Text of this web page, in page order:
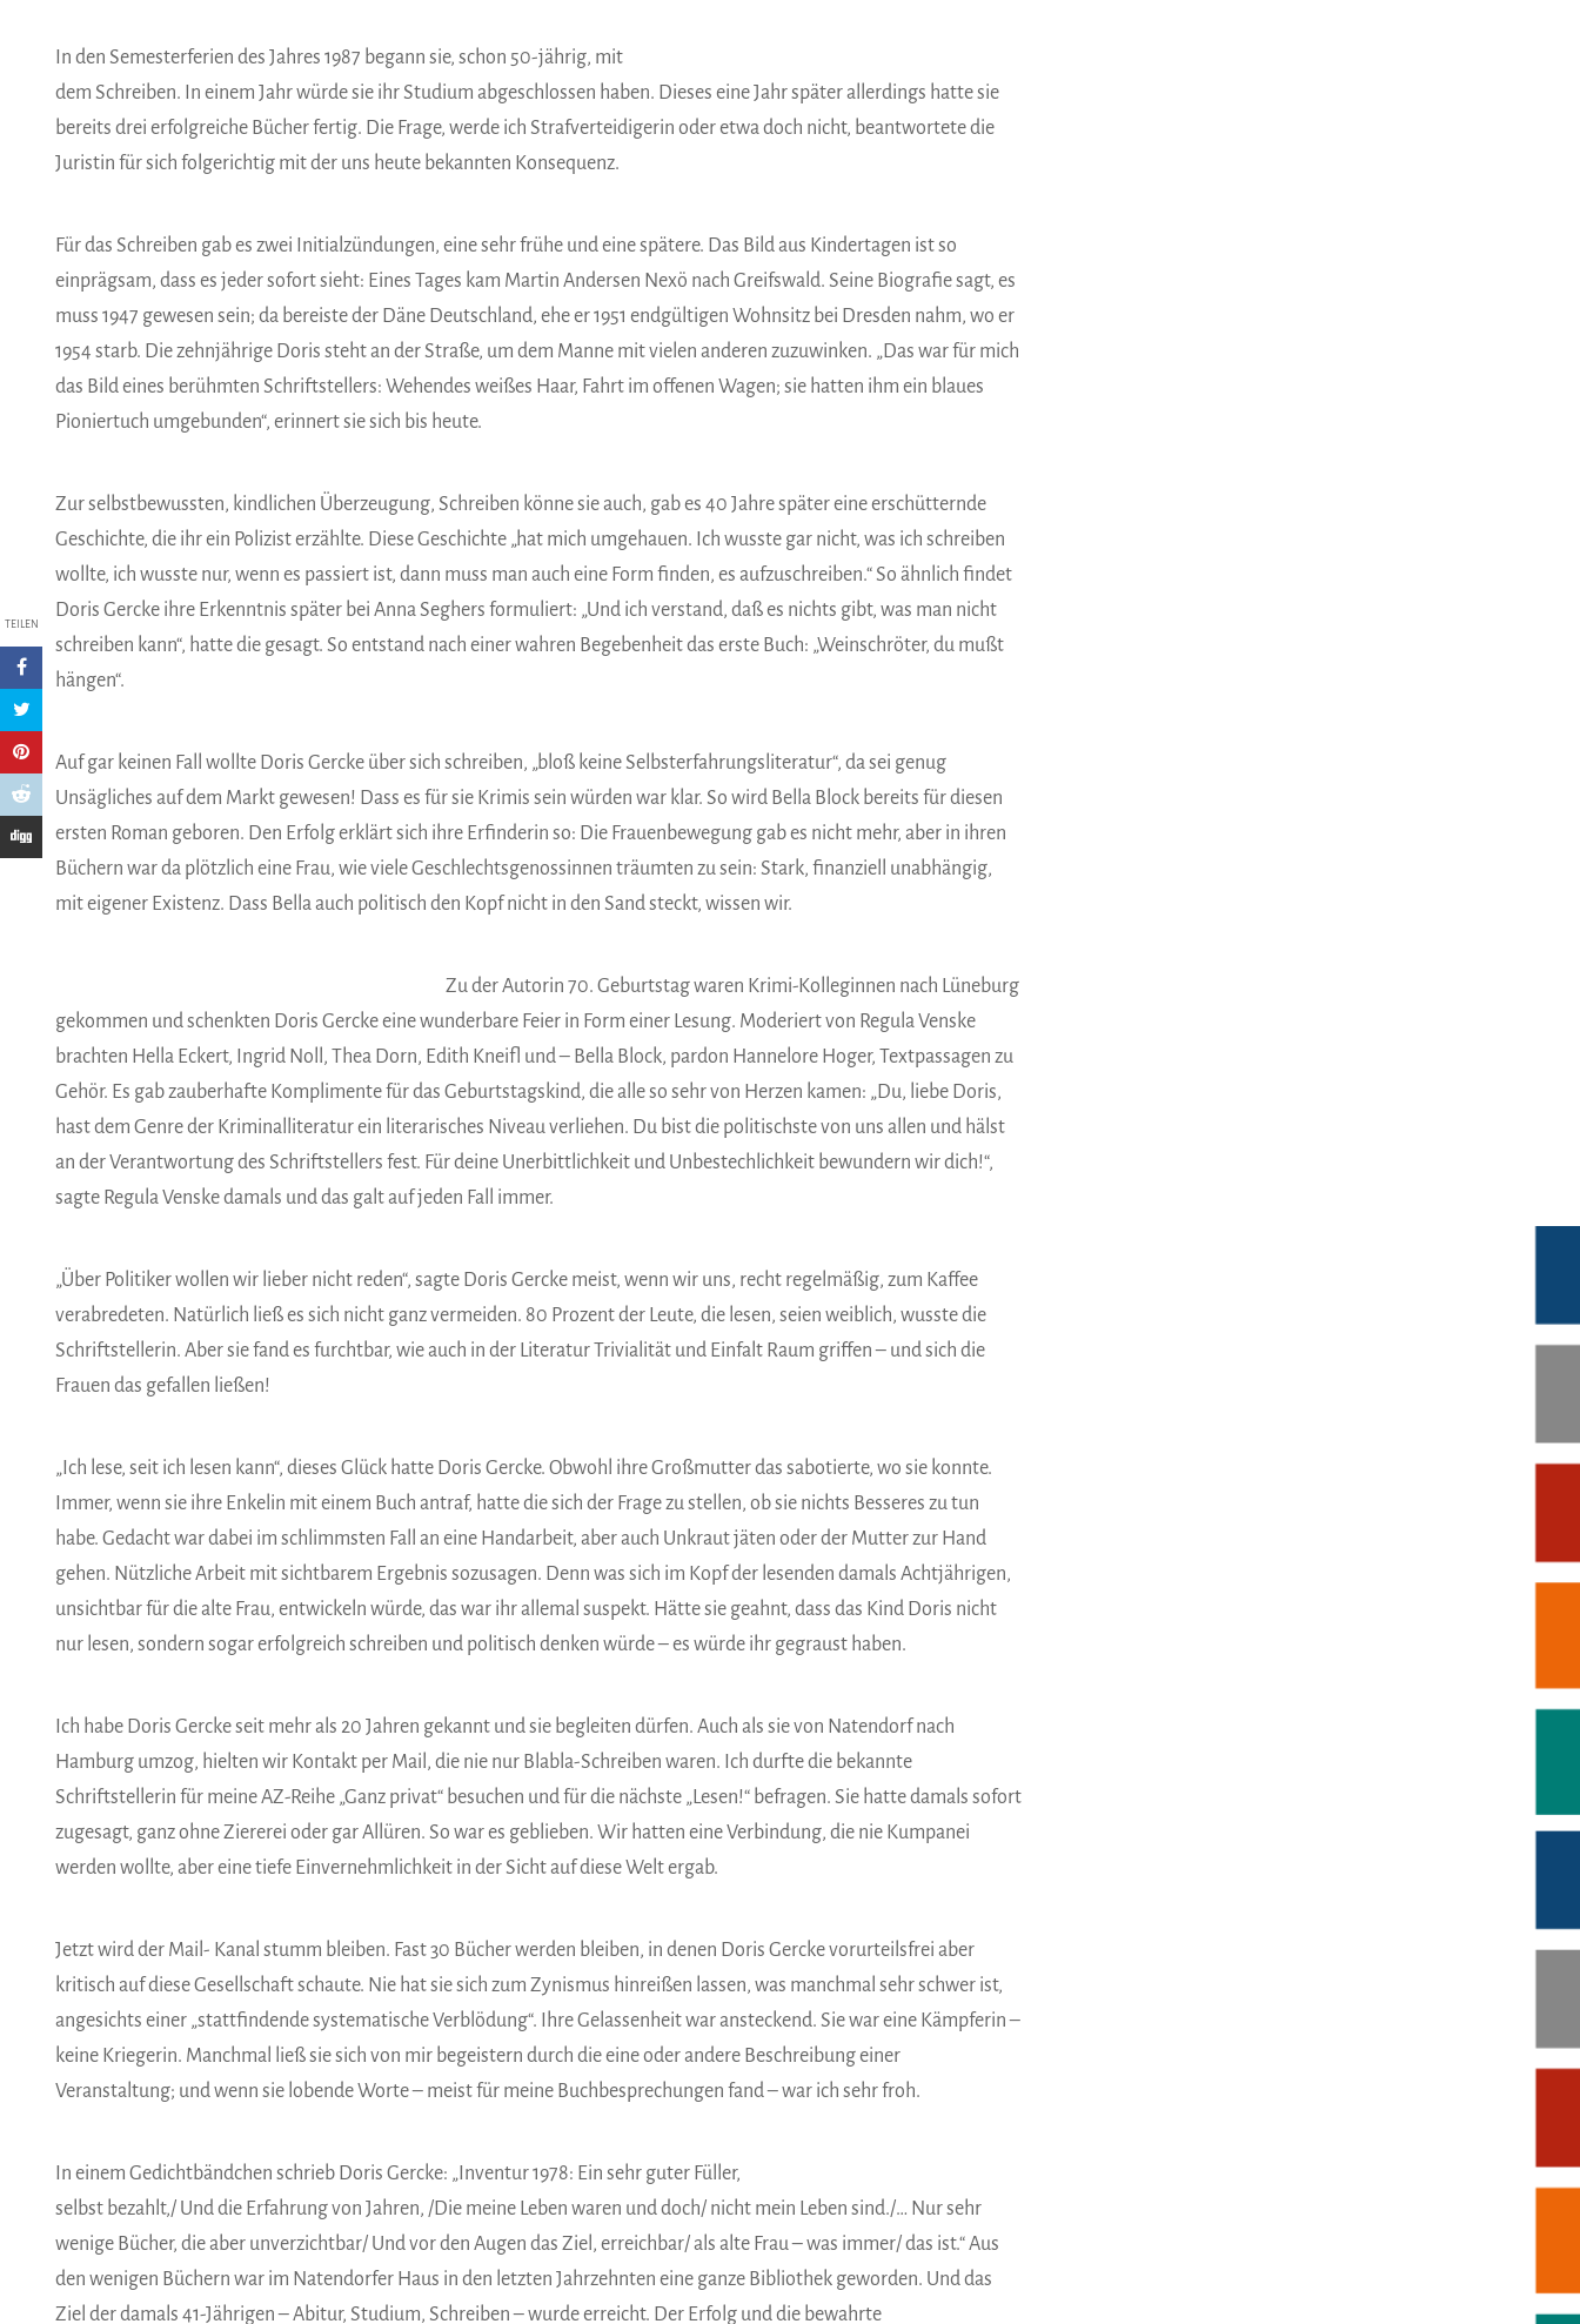
TEILEN
In den Semesterferien des Jahres 1987 begann sie, schon 50-jährig, mit
dem Schreiben. In einem Jahr würde sie ihr Studium abgeschlossen haben. Dieses eine Jahr später allerdings hatte sie
bereits drei erfolgreiche Bücher fertig. Die Frage, werde ich Strafverteidigerin oder etwa doch nicht, beantwortete die
Juristin für sich folgerichtig mit der uns heute bekannten Konsequenz.
Für das Schreiben gab es zwei Initialzündungen, eine sehr frühe und eine spätere. Das Bild aus Kindertagen ist so
einprägsam, dass es jeder sofort sieht: Eines Tages kam Martin Andersen Nexö nach Greifswald. Seine Biografie sagt, es
muss 1947 gewesen sein; da bereiste der Däne Deutschland, ehe er 1951 endgültigen Wohnsitz bei Dresden nahm, wo er
1954 starb. Die zehnjährige Doris steht an der Straße, um dem Manne mit vielen anderen zuzuwinken. „Das war für mich
das Bild eines berühmten Schriftstellers: Wehendes weißes Haar, Fahrt im offenen Wagen; sie hatten ihm ein blaues
Pioniertuch umgebunden“, erinnert sie sich bis heute.
Zur selbstbewussten, kindlichen Überzeugung, Schreiben könne sie auch, gab es 40 Jahre später eine erschütternde
Geschichte, die ihr ein Polizist erzählte. Diese Geschichte „hat mich umgehauen. Ich wusste gar nicht, was ich schreiben
wollte, ich wusste nur, wenn es passiert ist, dann muss man auch eine Form finden, es aufzuschreiben.“ So ähnlich findet
Doris Gercke ihre Erkenntnis später bei Anna Seghers formuliert: „Und ich verstand, daß es nichts gibt, was man nicht
schreiben kann“, hatte die gesagt. So entstand nach einer wahren Begebenheit das erste Buch: „Weinschröter, du mußt
hängen“.
Auf gar keinen Fall wollte Doris Gercke über sich schreiben, „bloß keine Selbsterfahrungsliteratur“, da sei genug
Unsägliches auf dem Markt gewesen! Dass es für sie Krimis sein würden war klar. So wird Bella Block bereits für diesen
ersten Roman geboren. Den Erfolg erklärt sich ihre Erfinderin so: Die Frauenbewegung gab es nicht mehr, aber in ihren
Büchern war da plötzlich eine Frau, wie viele Geschlechtsgenossinnen träumten zu sein: Stark, finanziell unabhängig,
mit eigener Existenz. Dass Bella auch politisch den Kopf nicht in den Sand steckt, wissen wir.
Zu der Autorin 70. Geburtstag waren Krimi-Kolleginnen nach Lüneburg
gekommen und schenkten Doris Gercke eine wunderbare Feier in Form einer Lesung. Moderiert von Regula Venske
brachten Hella Eckert, Ingrid Noll, Thea Dorn, Edith Kneifl und – Bella Block, pardon Hannelore Hoger, Textpassagen zu
Gehör. Es gab zauberhafte Komplimente für das Geburtstagskind, die alle so sehr von Herzen kamen: „Du, liebe Doris,
hast dem Genre der Kriminalliteratur ein literarisches Niveau verliehen. Du bist die politischste von uns allen und hälst
an der Verantwortung des Schriftstellers fest. Für deine Unerbittlichkeit und Unbestechlichkeit bewundern wir dich!“,
sagte Regula Venske damals und das galt auf jeden Fall immer.
„Über Politiker wollen wir lieber nicht reden“, sagte Doris Gercke meist, wenn wir uns, recht regelmäßig, zum Kaffee
verabredeten. Natürlich ließ es sich nicht ganz vermeiden. 80 Prozent der Leute, die lesen, seien weiblich, wusste die
Schriftstellerin. Aber sie fand es furchtbar, wie auch in der Literatur Trivialität und Einfalt Raum griffen – und sich die
Frauen das gefallen ließen!
„Ich lese, seit ich lesen kann“, dieses Glück hatte Doris Gercke. Obwohl ihre Großmutter das sabotierte, wo sie konnte.
Immer, wenn sie ihre Enkelin mit einem Buch antraf, hatte die sich der Frage zu stellen, ob sie nichts Besseres zu tun
habe. Gedacht war dabei im schlimmsten Fall an eine Handarbeit, aber auch Unkraut jäten oder der Mutter zur Hand
gehen. Nützliche Arbeit mit sichtbarem Ergebnis sozusagen. Denn was sich im Kopf der lesenden damals Achtjährigen,
unsichtbar für die alte Frau, entwickeln würde, das war ihr allemal suspekt. Hätte sie geahnt, dass das Kind Doris nicht
nur lesen, sondern sogar erfolgreich schreiben und politisch denken würde – es würde ihr gegraust haben.
Ich habe Doris Gercke seit mehr als 20 Jahren gekannt und sie begleiten dürfen. Auch als sie von Natendorf nach
Hamburg umzog, hielten wir Kontakt per Mail, die nie nur Blabla-Schreiben waren. Ich durfte die bekannte
Schriftstellerin für meine AZ-Reihe „Ganz privat“ besuchen und für die nächste „Lesen!“ befragen. Sie hatte damals sofort
zugesagt, ganz ohne Ziererei oder gar Allüren. So war es geblieben. Wir hatten eine Verbindung, die nie Kumpanei
werden wollte, aber eine tiefe Einvernehmlichkeit in der Sicht auf diese Welt ergab.
Jetzt wird der Mail- Kanal stumm bleiben. Fast 30 Bücher werden bleiben, in denen Doris Gercke vorurteilsfrei aber
kritisch auf diese Gesellschaft schaute. Nie hat sie sich zum Zynismus hinreißen lassen, was manchmal sehr schwer ist,
angesichts einer „stattfindende systematische Verblödung“. Ihre Gelassenheit war ansteckend. Sie war eine Kämpferin –
keine Kriegerin. Manchmal ließ sie sich von mir begeistern durch die eine oder andere Beschreibung einer
Veranstaltung; und wenn sie lobende Worte – meist für meine Buchbesprechungen fand – war ich sehr froh.
In einem Gedichtbändchen schrieb Doris Gercke: „Inventur 1978: Ein sehr guter Füller,
selbst bezahlt,/ Und die Erfahrung von Jahren, /Die meine Leben waren und doch/ nicht mein Leben sind./… Nur sehr
wenige Bücher, die aber unverzichtbar/ Und vor den Augen das Ziel, erreichbar/ als alte Frau – was immer/ das ist.“ Aus
den wenigen Büchern war im Natendorfer Haus in den letzten Jahrzehnten eine ganze Bibliothek geworden. Und das
Ziel der damals 41-Jährigen – Abitur, Studium, Schreiben – wurde erreicht. Der Erfolg und die bewahrte